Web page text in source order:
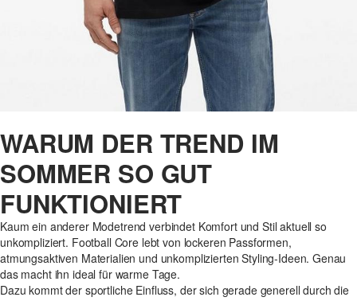
WARUM DER TREND IM
SOMMER SO GUT
FUNKTIONIERT
Kaum ein anderer Modetrend verbindet Komfort und Stil aktuell so
unkompliziert. Football Core lebt von lockeren Passformen,
atmungsaktiven Materialien und unkomplizierten Styling-Ideen. Genau
das macht ihn ideal für warme Tage.
Dazu kommt der sportliche Einfluss, der sich gerade generell durch die